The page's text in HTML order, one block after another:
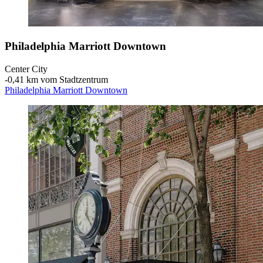
Philadelphia Marriott Downtown
Center City
‐0,41 km vom Stadtzentrum
Philadelphia Marriott Downtown